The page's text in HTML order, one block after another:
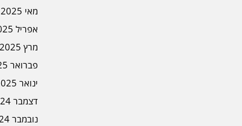
מאי 2025
אפריל 2025
מרץ 2025
פברואר 2025
ינואר 2025
דצמבר 2024
נובמבר 2024